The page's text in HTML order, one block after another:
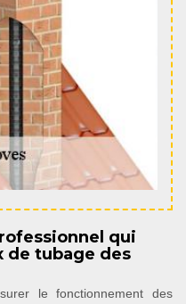
qui
de tubage des
le fonctionnement des